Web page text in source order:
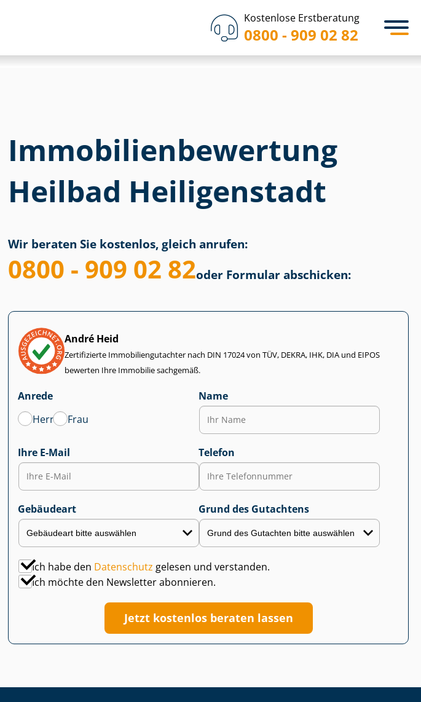
Kostenlose Erstberatung
0800 - 909 02 82
Immobilien­bewertung
Heilbad Heiligenstadt
Wir beraten Sie kostenlos, gleich anrufen:
0800 - 909 02 82oder Formular abschicken:
André Heid
Zertifizierte Im­mo­bi­li­en­gut­ach­ter nach DIN 17024 von TÜV, DEKRA, IHK, DIA und EIPOS
bewerten Ihre Immobilie sachgemäß.
Anrede
Herr
Frau
Name
Ihre E-Mail Telefon
Gebäudeart Grund des Gutachtens
Ich habe den Datenschutz gelesen und verstanden.
Ich möchte den Newsletter abonnieren.
Jetzt kostenlos beraten lassen